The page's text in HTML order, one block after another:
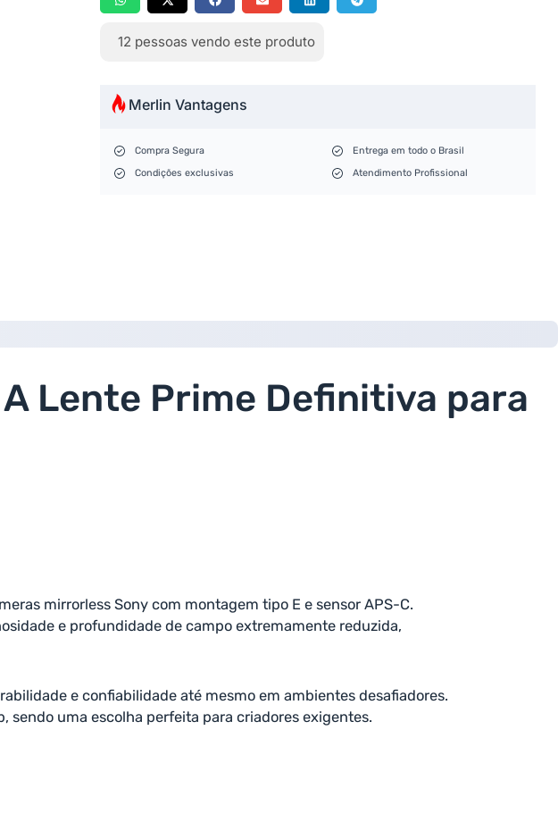
12 pessoas vendo este produto
Merlin Vantagens
Compra Segura
Condições exclusivas
Entrega em todo o Brasil
Atendimento Profissional
Lente Prime Definitiva para
mirrorless Sony com montagem tipo E e sensor APS-C.
e profundidade de campo extremamente reduzida,
e confiabilidade até mesmo em ambientes desafiadores.
sendo uma escolha perfeita para criadores exigentes.